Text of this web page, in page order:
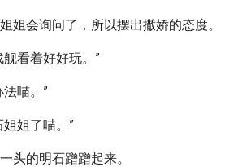
姐会询问了，所以摆出撒娇的态度。
看着好好玩。”
喵。”
姐了喵。”
头的明石蹭蹭起来。